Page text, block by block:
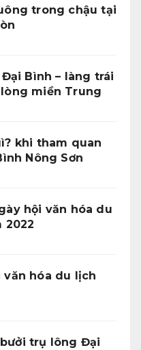
trong chậu tại
Bình – làng trái
miền Trung
khi tham quan
Nông Sơn
hội văn hóa du
2022
văn hóa du lịch
trụ lông Đại